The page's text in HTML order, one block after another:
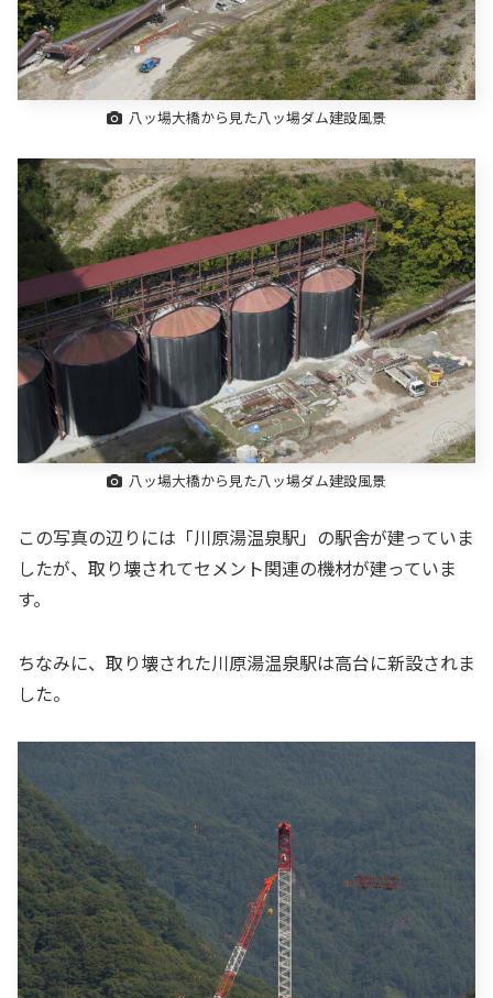
八ッ場大橋から見た八ッ場ダム建設風景
八ッ場大橋から見た八ッ場ダム建設風景
この写真の辺りには「川原湯温泉駅」の駅舎が建っていま
したが、取り壊されてセメント関連の機材が建っていま
す。
ちなみに、取り壊された川原湯温泉駅は高台に新設されま
した。